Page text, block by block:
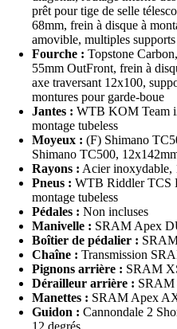
prêt pour tige de selle
68mm, frein à disque à
amovible, multiples
Fourche : Topstone
55mm OutFront, frein à
axe traversant 12x100,
montures pour garde-boue
Jantes : WTB KOM Team
montage tubeless
Moyeux : (F) Shimano
Shimano TC500,
Rayons : Acier inoxydable,
Pneus : WTB Riddler TCS
montage tubeless
Pédales : Non incluses
Manivelle : SRAM Apex
Boîtier de pédalier :
Chaîne : Transmission
Pignons arrière : SRAM
Dérailleur arrière : SRAM
Manettes : SRAM Apex
Guidon : Cannondale 2
12 degrés